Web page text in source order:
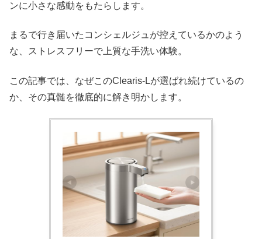
ンに小さな感動をもたらします。
まるで行き届いたコンシェルジュが控えているかのよう
な、ストレスフリーで上質な手洗い体験。
この記事では、なぜこのClearis-Lが選ばれ続けているの
か、その真髄を徹底的に解き明かします。